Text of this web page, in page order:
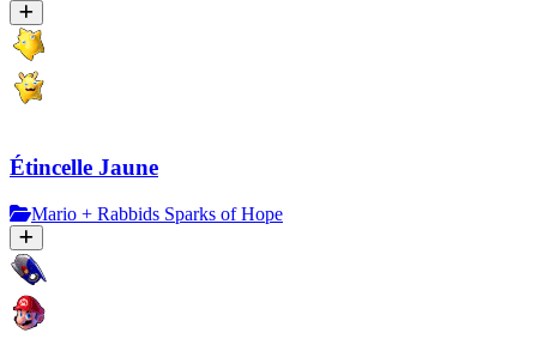
Étincelle Jaune
Mario + Rabbids Sparks of Hope